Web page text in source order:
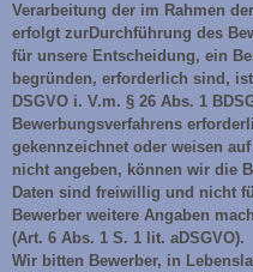
Verarbeitung der im Rahmen
erfolgt zurDurchführung des
für unsere Entscheidung, ein
begründen, erforderlich sind,
DSGVO i. V.m. § 26 Abs. 1
Bewerbungsverfahrens
gekennzeichnet oder weisen
nicht angeben, können wir die
Daten sind freiwillig und nicht
Bewerber weitere Angaben
(Art. 6 Abs. 1 S. 1 lit. aDSGVO).
Wir bitten Bewerber, in